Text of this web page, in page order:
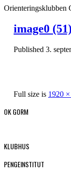
Orienteringsklubben
image0 (51)
Published 3.
Full size is 1920
OK GORM
KLUBHUS
PENGEINSTITUT